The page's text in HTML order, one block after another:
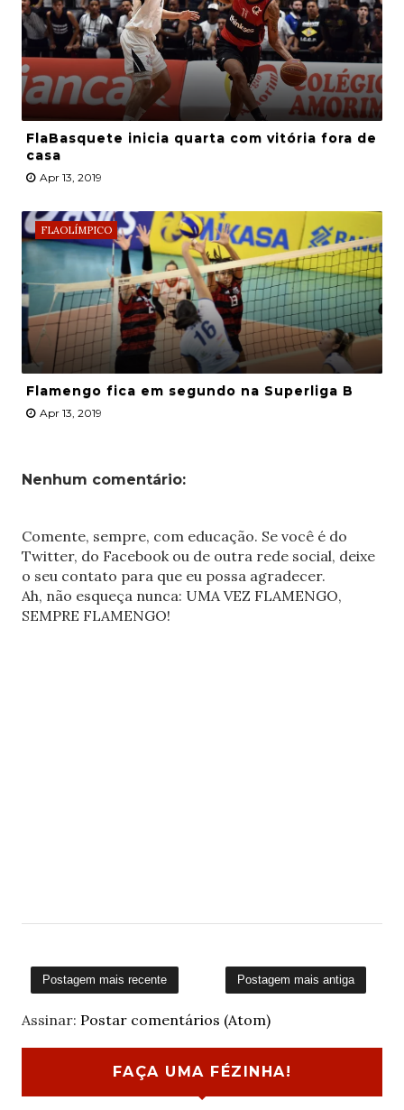
FlaBasquete inicia quarta com vitória fora de
casa
Apr 13, 2019
FLAOLÍMPICO
Flamengo fica em segundo na Superliga B
Apr 13, 2019
Nenhum comentário:
Comente, sempre, com educação. Se você é do
Twitter, do Facebook ou de outra rede social, deixe
o seu contato para que eu possa agradecer.
Ah, não esqueça nunca: UMA VEZ FLAMENGO,
SEMPRE FLAMENGO!
Postagem mais recente Postagem mais antiga
Assinar: Postar comentários (Atom)
FAÇA UMA FÉZINHA!